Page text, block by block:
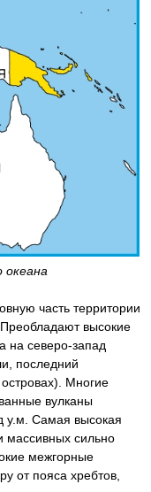
океана
часть территории
высокие
на северо-запад
последний
Многие
вулканы
у.м. Самая высокая
массивных сильно
межгорные
от пояса хребтов,